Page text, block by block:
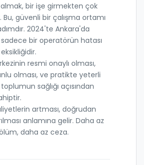
bir işe girmekten çok
Bu, güvenli bir çalışma ortamı
2024'te Ankara'da
bir operatörün hatası
resmi onaylı olması,
olması, ve pratikte yeterli
sağlığı açısından
artması, doğrudan
anlamına gelir. Daha az
daha az ceza.